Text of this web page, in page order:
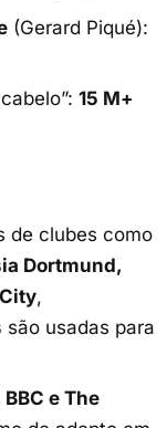
(Gerard Piqué):
15 M+
de clubes como
Dortmund,
,
são usadas para
e The